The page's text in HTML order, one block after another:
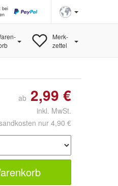
bei
Merk-
zettel
ab 2,99 €
inkl. MwSt.
nur 4,90 €